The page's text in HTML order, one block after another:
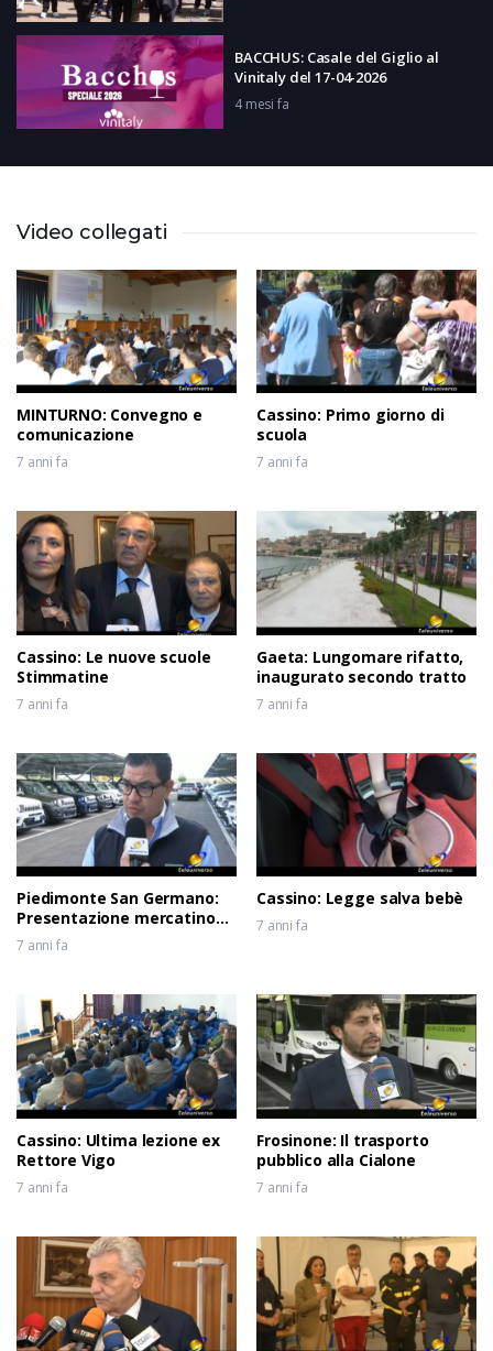
BACCHUS: Casale del Giglio al
Vinitaly del 17-04-2026
4 mesi fa
M.S.G. CAMPANO: Inaugurazione
ATINA: Lectio Divina
4 mesi fa
Video collegati
MINTURNO: Convegno e
comunicazione
7 anni fa
Cassino: Primo giorno di
scuola
7 anni fa
Cassino: Le nuove scuole
Stimmatine
7 anni fa
Gaeta: Lungomare rifatto,
inaugurato secondo tratto
7 anni fa
Piedimonte San Germano:
Presentazione mercatino
usato
7 anni fa
Cassino: Legge salva bebè
7 anni fa
Cassino: Ultima lezione ex
Rettore Vigo
7 anni fa
Frosinone: Il trasporto
pubblico alla Cialone
7 anni fa